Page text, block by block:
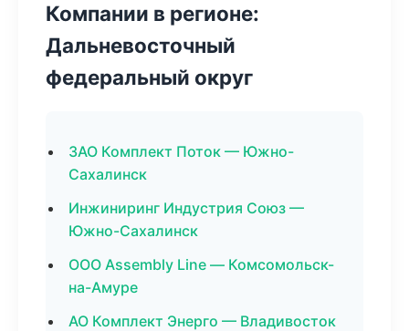
Компании в регионе:
Дальневосточный
федеральный округ
ЗАО Комплект Поток — Южно-
Сахалинск
Инжиниринг Индустрия Союз —
Южно-Сахалинск
ООО Assembly Line — Комсомольск-
на-Амуре
АО Комплект Энерго — Владивосток